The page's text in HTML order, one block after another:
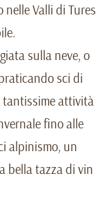
Valli di Tures
sulla neve, o
sci di
attività
fino alle
alpinismo, un
bella tazza di vin